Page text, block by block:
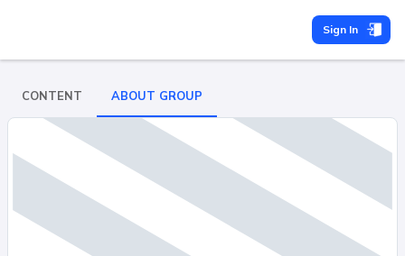
Sign In
CONTENT ABOUT GROUP